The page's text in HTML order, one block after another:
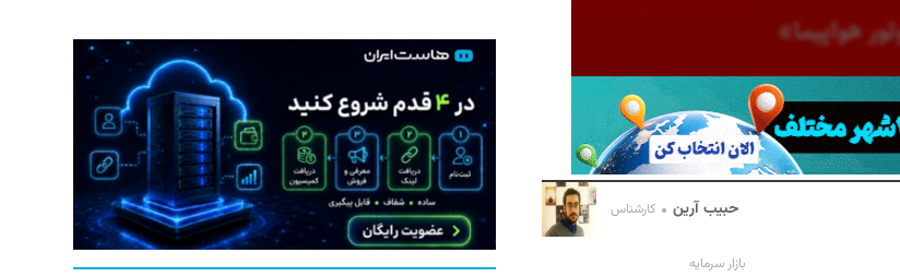
حبیب آرین کارشناس
بازار سرمایه